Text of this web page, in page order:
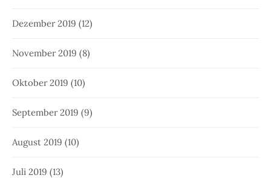
Dezember 2019 (12)
November 2019 (8)
Oktober 2019 (10)
September 2019 (9)
August 2019 (10)
Juli 2019 (13)